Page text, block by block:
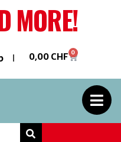
MORE!
0,00CHF 0